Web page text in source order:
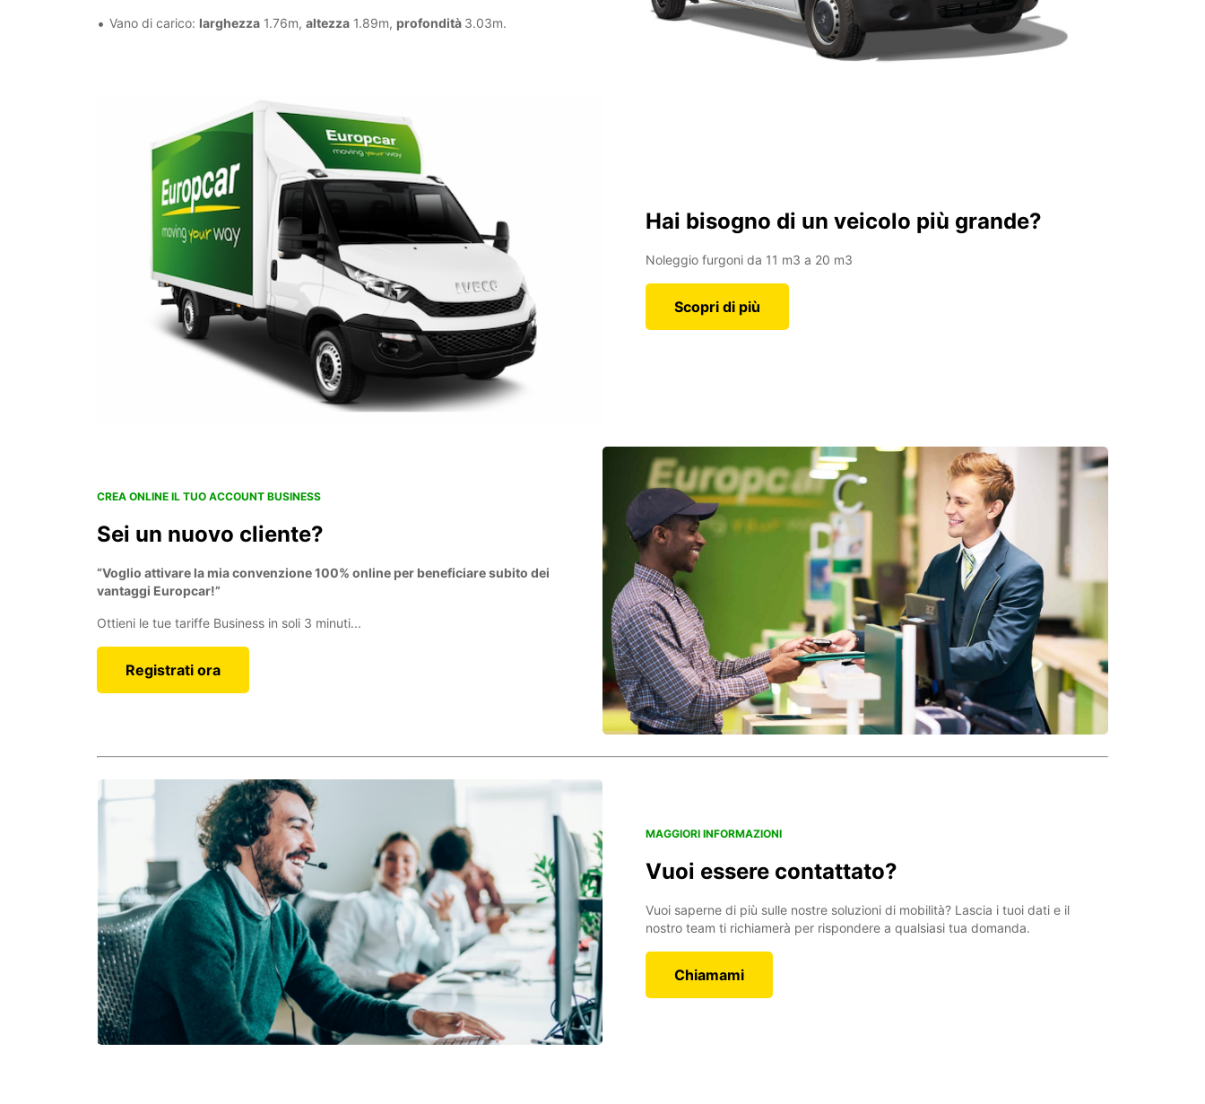
Vano di carico: larghezza 1.76m, altezza 1.89m, profondità 3.03m.
Hai bisogno di un veicolo più grande?
Noleggio furgoni da 11 m3 a 20 m3
Scopri di più
CREA ONLINE IL TUO ACCOUNT BUSINESS
Sei un nuovo cliente?
“Voglio attivare la mia convenzione 100% online per beneficiare subito dei
vantaggi Europcar!”
Ottieni le tue tariffe Business in soli 3 minuti...
Registrati ora
MAGGIORI INFORMAZIONI
Vuoi essere contattato?
Vuoi saperne di più sulle nostre soluzioni di mobilità? Lascia i tuoi dati e il
nostro team ti richiamerà per rispondere a qualsiasi tua domanda.
Chiamami